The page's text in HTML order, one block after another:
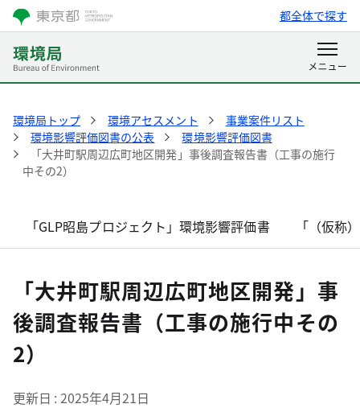
都全体で探す
環境局トップ 環境アセスメント
事業案件リスト
環境影響評価図書の公表
環境影響評価図書
「大井町駅周辺広町地区開発」事後調査報告書（工事の施行
中その2）
「GLP昭島プロジェクト」環境影響評価書 「（仮称
「大井町駅周辺広町地区開発」事
後調査報告書（工事の施行中その
2）
更新日 2025年4月21日